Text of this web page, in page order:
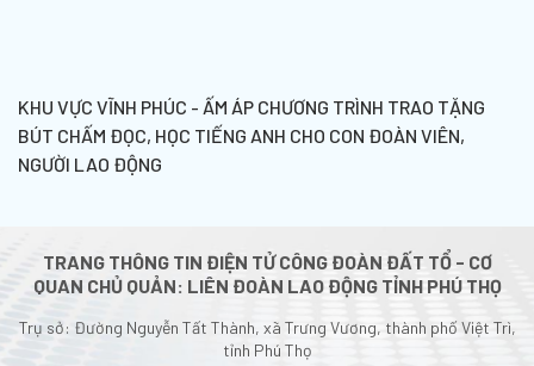
KHU VỰC VĨNH PHÚC - ẤM ÁP CHƯƠNG TRÌNH TRAO TẶNG
BÚT CHẤM ĐỌC, HỌC TIẾNG ANH CHO CON ĐOÀN VIÊN,
NGƯỜI LAO ĐỘNG
TRANG THÔNG TIN ĐIỆN TỬ CÔNG ĐOÀN ĐẤT TỔ - CƠ
QUAN CHỦ QUẢN: LIÊN ĐOÀN LAO ĐỘNG TỈNH PHÚ THỌ
Trụ sở: Đường Nguyễn Tất Thành, xã Trưng Vương, thành phố Việt Trì,
tỉnh Phú Thọ